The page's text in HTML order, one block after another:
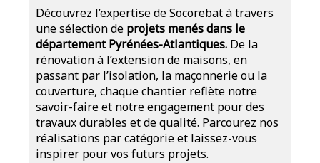
Découvrez l’expertise de Socorebat à travers
une sélection de projets menés dans le
département Pyrénées-Atlantiques. De la
rénovation à l’extension de maisons, en
passant par l’isolation, la maçonnerie ou la
couverture, chaque chantier reflète notre
savoir-faire et notre engagement pour des
travaux durables et de qualité. Parcourez nos
réalisations par catégorie et laissez-vous
inspirer pour vos futurs projets.